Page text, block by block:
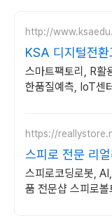
http://
KSA 디지털전환
스마트팩토리, R활
한품질예측, IoT센
https://
스피로 전문 리
쉽고 재밌게
스피로코딩로봇,
품 전문샵 스피로볼